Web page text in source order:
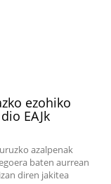
ezohiko
EAJk
azalpenak
baten aurrean
diren jakitea